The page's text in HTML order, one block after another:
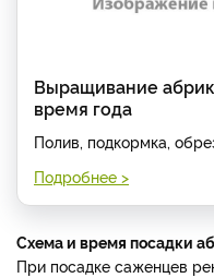
Выращивание
время года
Полив, подкормка,
Подробнее >
Схема и время посадки
При посадке саженцев